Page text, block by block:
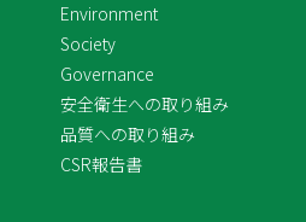
Environment
Society
Governance
安全衛生への取り組み
品質への取り組み
CSR報告書